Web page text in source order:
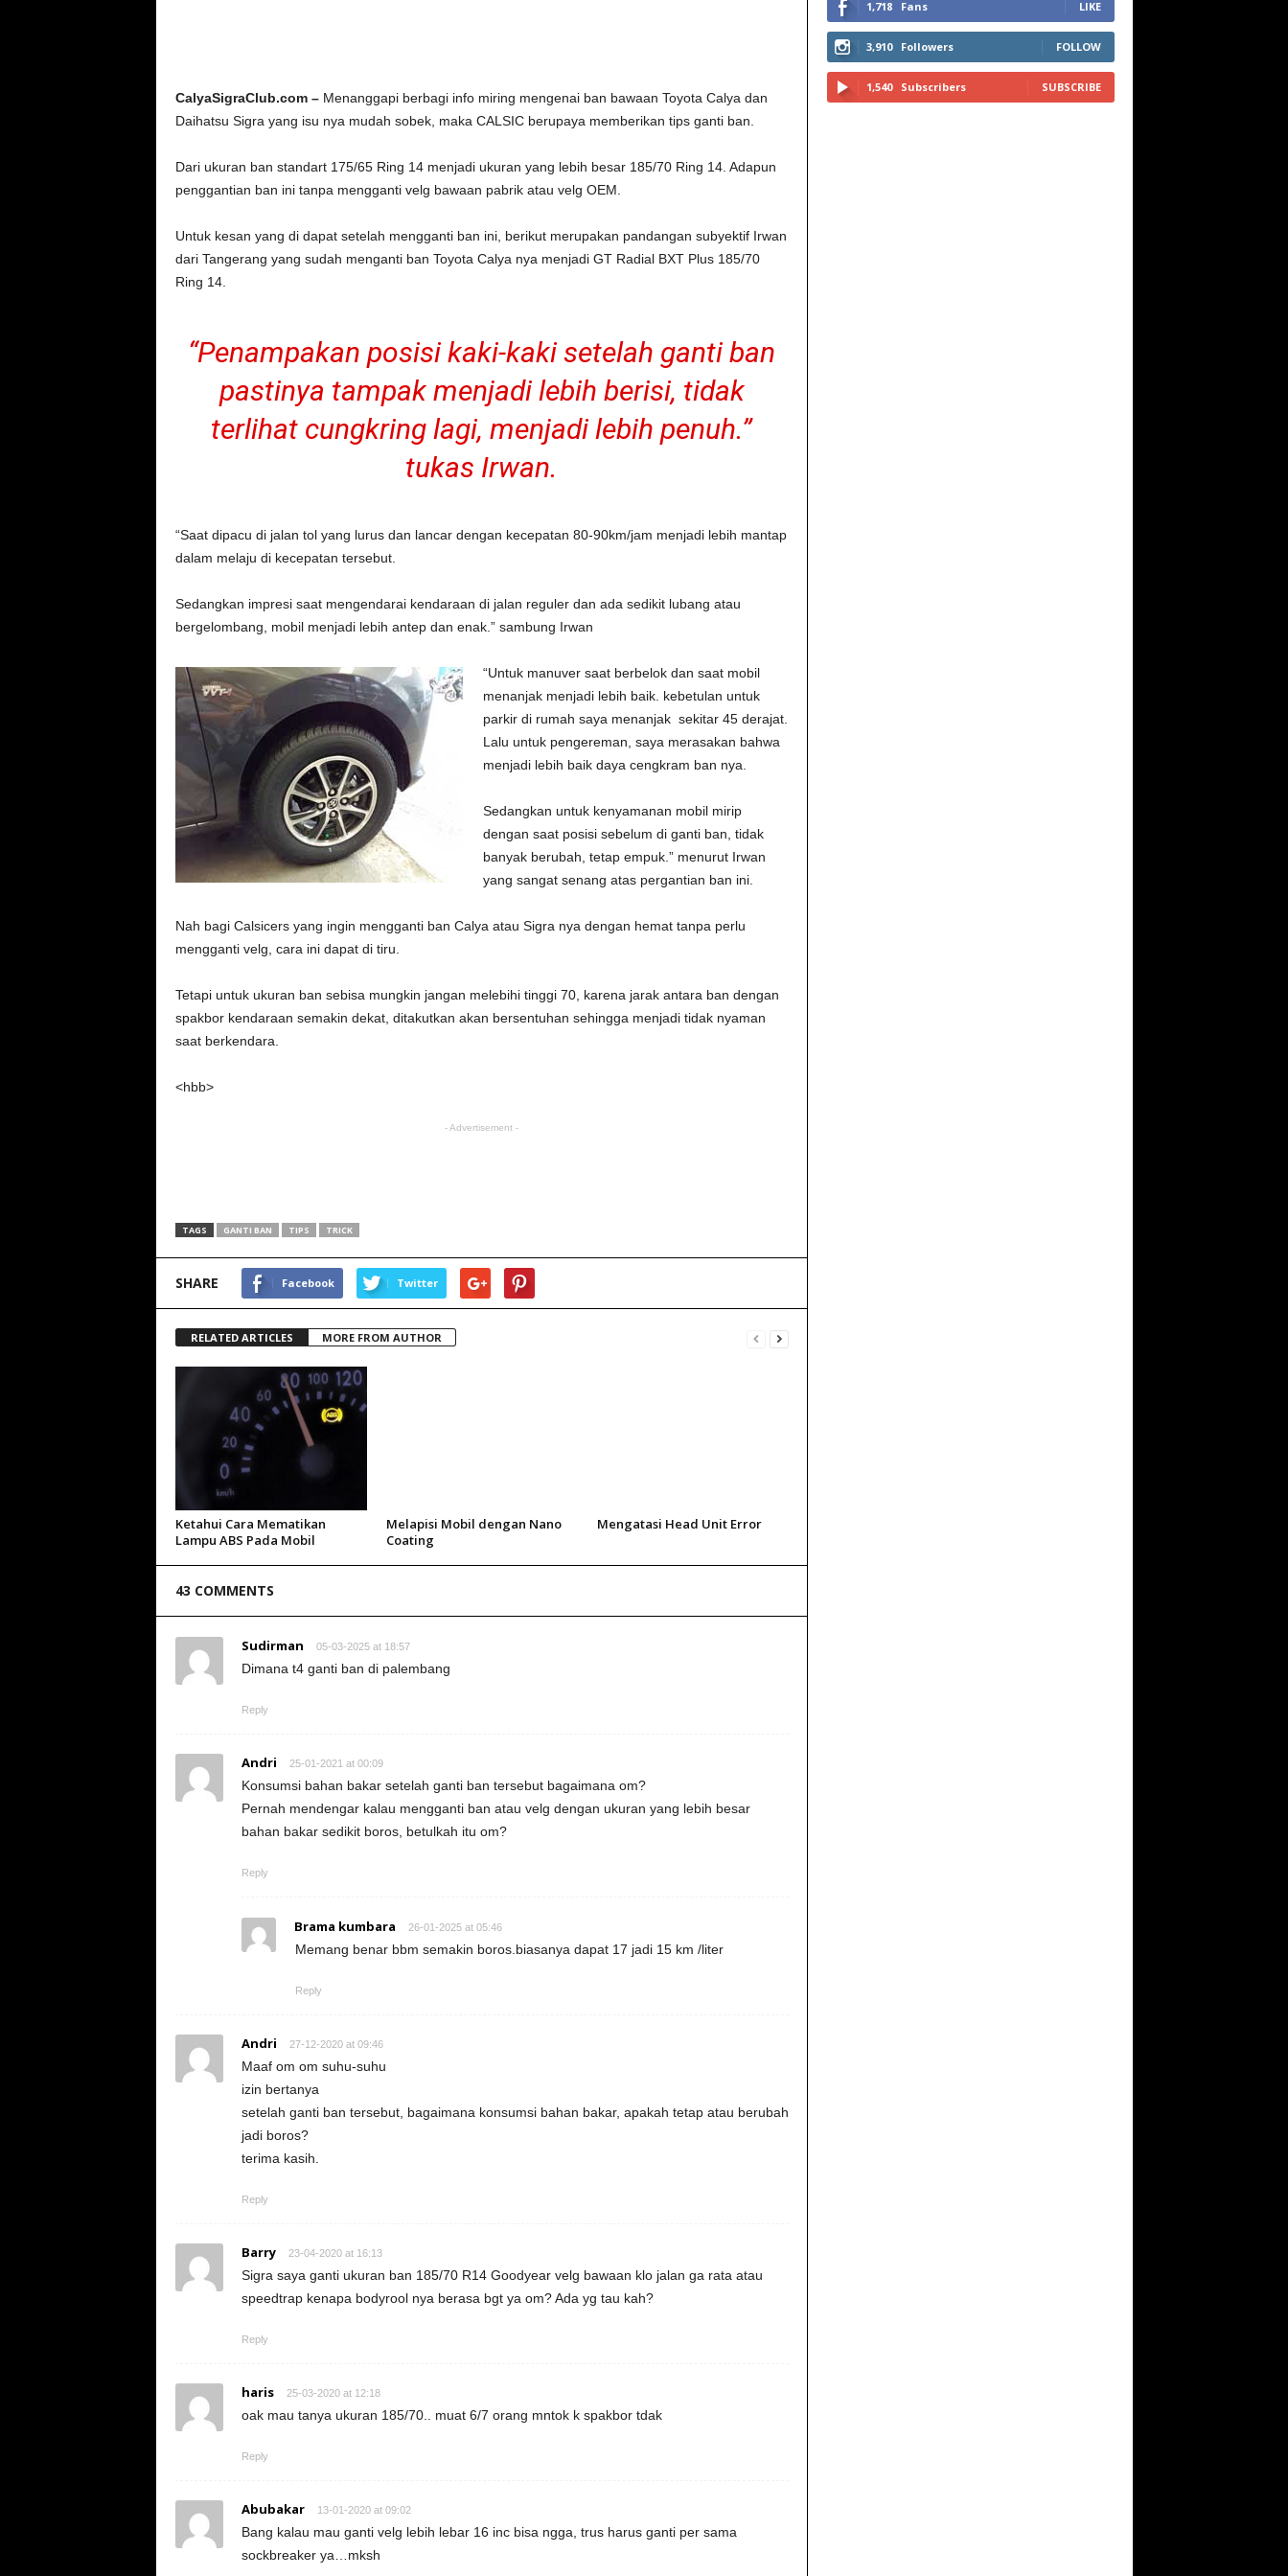
CalyaSigraClub.com –Menanggapi berbagi info miring mengenai ban bawaan Toyota Calya dan
Daihatsu Sigra yang isu nya mudah sobek, maka CALSIC berupaya memberikan tips ganti ban.
Dari ukuran ban standart 175/65 Ring 14 menjadi ukuran yang lebih besar 185/70 Ring 14. Adapun
penggantian ban ini tanpa mengganti velg bawaan pabrik atau velg OEM.
Untuk kesan yang di dapat setelah mengganti ban ini, berikut merupakan pandangan subyektif Irwan
dari Tangerang yang sudah menganti ban Toyota Calya nya menjadi GT Radial BXT Plus 185/70
Ring 14.
“Penampakan posisi kaki-kaki setelah ganti ban
pastinya tampak menjadi lebih berisi, tidak
terlihat cungkring lagi, menjadi lebih penuh.”
tukas Irwan.
“Saat dipacu di jalan tol yang lurus dan lancar dengan kecepatan 80-90km/jam menjadi lebih mantap
dalam melaju di kecepatan tersebut.
Sedangkan impresi saat mengendarai kendaraan di jalan reguler dan ada sedikit lubang atau
bergelombang, mobil menjadi lebih antep dan enak.” sambung Irwan
“Untuk manuver saat berbelok dan saat mobil
menanjak menjadi lebih baik. kebetulan untuk
parkir di rumah saya menanjak sekitar 45 derajat.
Lalu untuk pengereman, saya merasakan bahwa
menjadi lebih baik daya cengkram ban nya.
Sedangkan untuk kenyamanan mobil mirip
dengan saat posisi sebelum di ganti ban, tidak
banyak berubah, tetap empuk.” menurut Irwan
yang sangat senang atas pergantian ban ini.
Nah bagi Calsicers yang ingin mengganti ban Calya atau Sigra nya dengan hemat tanpa perlu
mengganti velg, cara ini dapat di tiru.
Tetapi untuk ukuran ban sebisa mungkin jangan melebihi tinggi 70, karena jarak antara ban dengan
spakbor kendaraan semakin dekat, ditakutkan akan bersentuhan sehingga menjadi tidak nyaman
saat berkendara.
<hbb>
- Advertisement -
TAGS GANTI BAN TIPS TRICK
SHARE Facebook Twitter
RELATED ARTICLES MORE FROM AUTHOR
Ketahui Cara Mematikan
Lampu ABS Pada Mobil
Melapisi Mobil dengan Nano
Coating
Mengatasi Head Unit Error
43 COMMENTS
Sudirman 05-03-2025 at 18:57
Dimana t4 ganti ban di palembang
Reply
Andri 25-01-2021 at 00:09
Konsumsi bahan bakar setelah ganti ban tersebut bagaimana om?
Pernah mendengar kalau mengganti ban atau velg dengan ukuran yang lebih besar
bahan bakar sedikit boros, betulkah itu om?
Reply
Brama kumbara 26-01-2025 at 05:46
Memang benar bbm semakin boros.biasanya dapat 17 jadi 15 km /liter
Reply
Andri 27-12-2020 at 09:46
Maaf om om suhu-suhu
izin bertanya
setelah ganti ban tersebut, bagaimana konsumsi bahan bakar, apakah tetap atau berubah
jadi boros?
terima kasih.
Reply
Barry 23-04-2020 at 16:13
Sigra saya ganti ukuran ban 185/70 R14 Goodyear velg bawaan klo jalan ga rata atau
speedtrap kenapa bodyrool nya berasa bgt ya om? Ada yg tau kah?
Reply
haris 25-03-2020 at 12:18
oak mau tanya ukuran 185/70.. muat 6/7 orang mntok k spakbor tdak
Reply
Abubakar 13-01-2020 at 09:02
Bang kalau mau ganti velg lebih lebar 16 inc bisa ngga, trus harus ganti per sama
sockbreaker ya…mksh
1,718 Fans LIKE
3,910 Followers FOLLOW
1,540 Subscribers SUBSCRIBE